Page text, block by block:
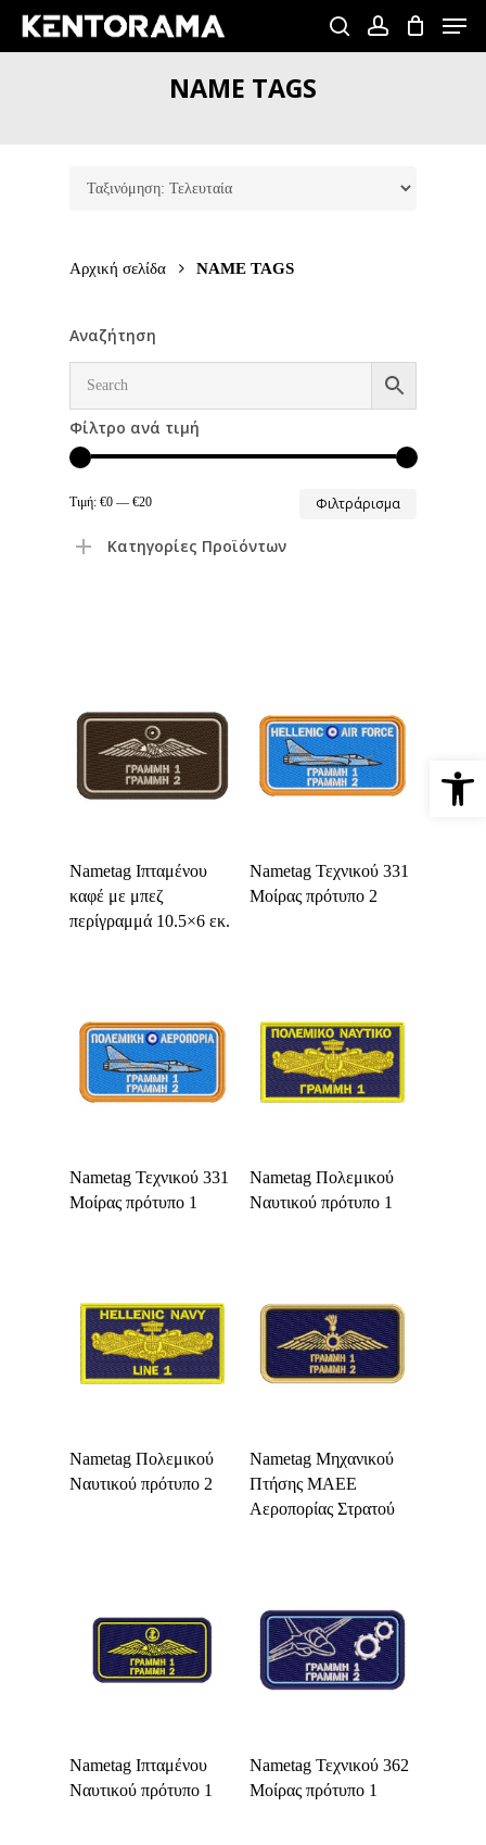
Skip
searchaccount
Menu
NAME TAGS
Αρχική σελίδα NAME TAGS
Αναζήτηση
Φίλτρο ανά τιμή
Φιλτράρισμα
Τιμή: €0 — €20
Κατηγορίες Προϊόντων
Select Options
Nametag Ιπταμένου
καφέ με μπεζ
περίγραμμά 10.5×6 εκ.
Select Options
Nametag Τεχνικού 331
Μοίρας πρότυπο 2
Select Options
Nametag Τεχνικού 331
Μοίρας πρότυπο 1
Select Options
Nametag Πολεμικού
Ναυτικού πρότυπο 1
Select Options
Nametag Πολεμικού
Ναυτικού πρότυπο 2
Select Options
Nametag Μηχανικού
Πτήσης ΜΑΕΕ
Αεροπορίας Στρατού
Nametag Ιπταμένου
Ναυτικού πρότυπο 1
Nametag Τεχνικού 362
Μοίρας πρότυπο 1